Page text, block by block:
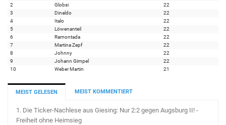
2
Globsi
22
3
Dinaldo
22
4
Italo
22
5
Löwenanteil
22
6
Ramontada
22
7
Martina Zepf
22
8
Johnny
22
9
Johann Gimpel
22
10
Weber Martin 21
MEIST GELESEN MEIST KOMMENTIERT
1. Die Ticker-Nachlese aus Giesing: Nur 2:2 gegen Augsburg II! -
Freiheit ohne Heimsieg